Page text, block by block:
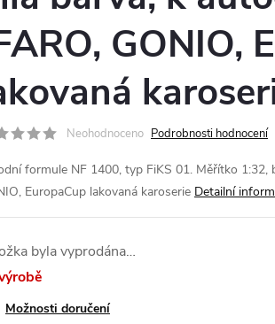
GONIO,
Neohodnoceno Podrobnosti hodnocení
formule NF 1400, typ FiKS 01. Měřítko 1:32,
EuropaCup lakovaná karoserie Detailní
byla vyprodána…
Možnosti doručení